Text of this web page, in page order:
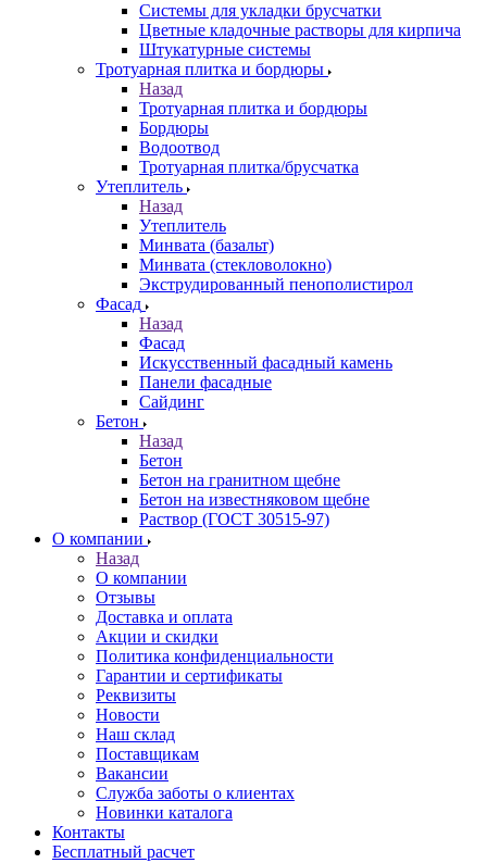
Системы для укладки брусчатки
Цветные кладочные растворы для кирпича
Штукатурные системы
Тротуарная плитка и бордюры
Назад
Тротуарная плитка и бордюры
Бордюры
Водоотвод
Тротуарная плитка/брусчатка
Утеплитель
Назад
Утеплитель
Минвата (базальт)
Минвата (стекловолокно)
Экструдированный пенополистирол
Фасад
Назад
Фасад
Искусственный фасадный камень
Панели фасадные
Сайдинг
Бетон
Назад
Бетон
Бетон на гранитном щебне
Бетон на известняковом щебне
Раствор (ГОСТ 30515-97)
О компании
Назад
О компании
Отзывы
Доставка и оплата
Акции и скидки
Политика конфиденциальности
Гарантии и сертификаты
Реквизиты
Новости
Наш склад
Поставщикам
Вакансии
Служба заботы о клиентах
Новинки каталога
Контакты
Бесплатный расчет